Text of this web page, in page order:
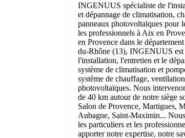
INGENUUS spécialiste de
et dépannage de climatisation,
panneaux photovoltaïques pour
les professionnels à Aix en
en Provence dans le
du-Rhône (13), INGENUUS est
l'installation, l'entretien et le
système de climatisation et
système de chauffage,
photovoltaïques. Nous
de 40 km autour de notre siège
Salon de Provence, Martigues,
Aubagne, Saint-Maximin...
les particuliers et les
apporter notre expertise, notre